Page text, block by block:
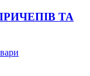
ТА